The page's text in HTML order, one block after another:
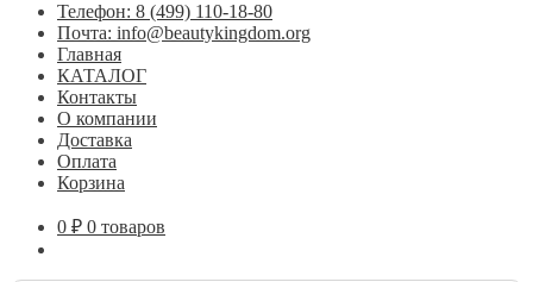
Телефон: 8 (499) 110-18-80
Почта: info@beautykingdom.org
Главная
КАТАЛОГ
Контакты
О компании
Доставка
Оплата
Корзина
0 ₽ 0 товаров